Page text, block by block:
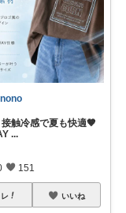
触冷感で夏も快適🤎
...
151
いいね